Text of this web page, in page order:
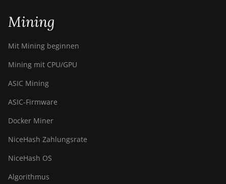
Mining
Mit Mining beginnen
Mining mit CPU/GPU
ASIC Mining
ASIC-Firmware
Docker Miner
NiceHash Zahlungsrate
NiceHash OS
Algorithmus